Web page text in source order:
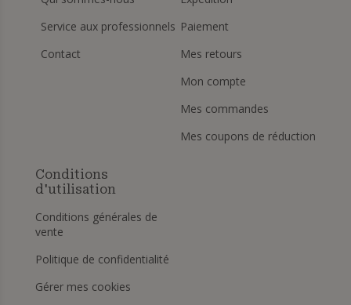
Service aux professionnels
Contact
Paiement
Mes retours
Mon compte
Mes commandes
Mes coupons de réduction
Conditions
d'utilisation
Conditions générales de
vente
Politique de confidentialité
Gérer mes cookies